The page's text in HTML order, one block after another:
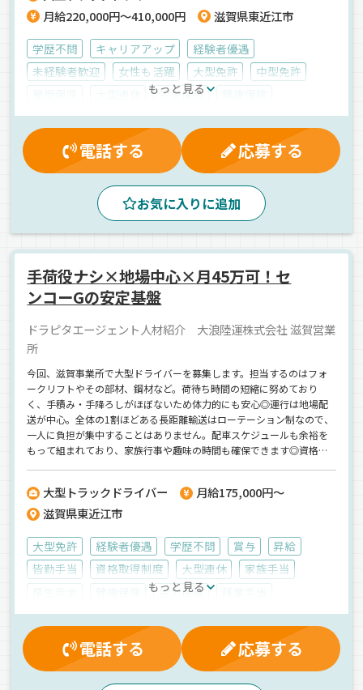
月給220,000円～410,000円
滋賀県東近江市
学歴不問 キャリアアップ
経験者優遇
未経験者歓迎
女性も活躍 大型免許
中型免許
労災保険
交通費支給
資格取得制度
休日出勤割増金
再雇用制度
昇給 表彰制度 厚生年金
残業手当
深夜手当
制服・作業着貸与
決算賞与
有給休暇 マイカー通勤可
能率評価 家族手当 夕方
朝
AT可 バックアイモニター装備
エアサス
中距離
地場 ETC搭載 拠点多数
カーナビ搭載
ドライブレコーダー
重量物 建材
平ボディ車
正社員
もっと見る
電話する 応募する
お気に入りに追加
手荷役ナシ×地場中心×月45万可！セ
ンコーGの安定基盤
ドラピタエージェント人材紹介 大浪陸運株式会社 滋賀営業
所
今回、滋賀事業所で大型ドライバーを募集します。担当するのはフォ
ークリフトやその部材、鋼材など。荷待ち時間の短縮に努めており
く、手積み・手降ろしがほぼないため体力的にも安心◎運行は地場配
送が中心。全体の1割ほどある長距離輸送はローテーション制なので、
一人に負担が集中することはありません。配車スケジュールも余裕を
もって組まれており、家族行事や趣味の時間も確保できます◎資格取
く働けるチャンスです。【大浪陸運株式会社】でのお仕事ですが、応
募はドラピタエージェントを通じてのご紹介になります！
大型トラックドライバー
月給175,000円～
滋賀県東近江市
大型免許 経験者優遇 学歴不問 賞与
昇給
皆勤手当
資格取得制度 大型連休
家族手当
労災保険
雇用保険
ドライブレコーダー AT可
拠点多数
1人1台専用車
エアサス
バックアイモニター装備
重量物
ウィング車 正社員
もっと見る
電話する 応募する